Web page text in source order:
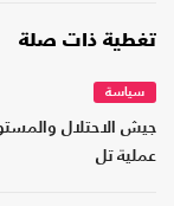
تغطية ذات صلة
سياسة
جيش الاحتلال
عملية تل